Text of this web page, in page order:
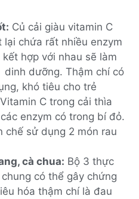
Củ cải giàu vitamin C
chứa rất nhiều enzym
hợp với nhau sẽ làm
dưỡng. Thậm chí có
khó tiêu cho trẻ
Vitamin C trong cải thìa
enzym có trong bí đỏ.
chế sử dụng 2 món rau
cà chua: Bộ 3 thực
có thể gây chứng
hóa thậm chí là đau